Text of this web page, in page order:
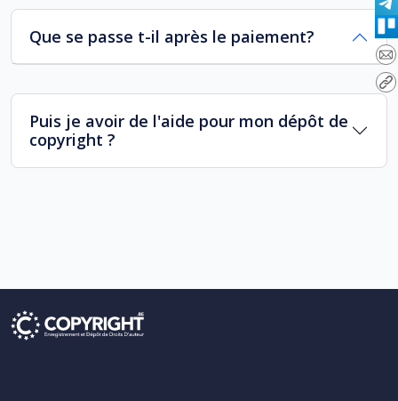
Que se passe t-il après le paiement?
Puis je avoir de l'aide pour mon dépôt de
copyright ?